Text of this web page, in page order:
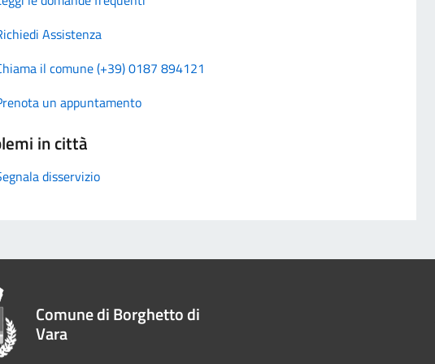
Assistenza
il comune (+39) 0187 894121
un appuntamento
in città
disservizio
Comune di Borghetto di
Vara